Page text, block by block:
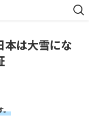
本は大雪にな
。